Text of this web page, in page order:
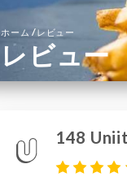
ホーム/レビュー
レビュー
148